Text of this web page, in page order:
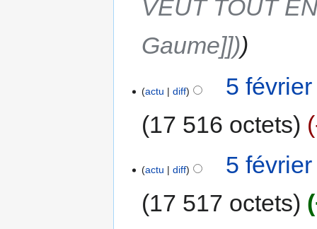
VEUT TOUT
Gaume]])
actu diff
5
17 516 octets
actu diff
5
17 517 octets